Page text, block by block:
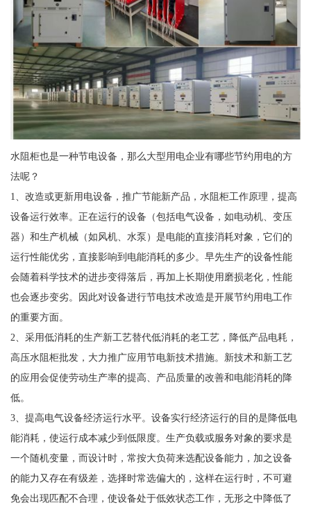
水阻柜也是一种节电设备，那么大型用电企业有哪些节约用电的方
法呢？
1、改造或更新用电设备，推广节能新产品，水阻柜工作原理，提高
设备运行效率。正在运行的设备（包括电气设备，如电动机、变压
器）和生产机械（如风机、水泵）是电能的直接消耗对象，它们的
运行性能优劣，直接影响到电能消耗的多少。早先生产的设备性能
会随着科学技术的进步变得落后，再加上长期使用磨损老化，性能
也会逐步变劣。因此对设备进行节电技术改造是开展节约用电工作
的重要方面。
2、采用低消耗的生产新工艺替代低消耗的老工艺，降低产品电耗，
高压水阻柜批发，大力推广应用节电新技术措施。新技术和新工艺
的应用会促使劳动生产率的提高、产品质量的改善和电能消耗的降
低。
3、提高电气设备经济运行水平。设备实行经济运行的目的是降低电
能消耗，使运行成本减少到低限度。生产负载或服务对象的要求是
一个随机变量，而设计时，常按大负荷来选配设备能力，加之设备
的能力又存在有级差，选择时常选偏大的，这样在运行时，不可避
免会出现匹配不合理，使设备处于低效状态工作，无形之中降低了